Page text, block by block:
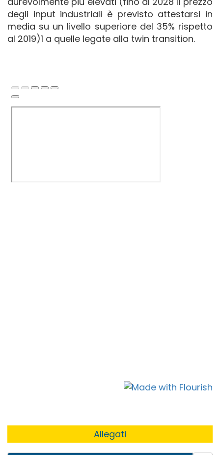
degli input industriali è previsto attestarsi in
media su un livello superiore del 35% rispetto
al 2019)1 a quelle legate alla twin transition.
Allegati